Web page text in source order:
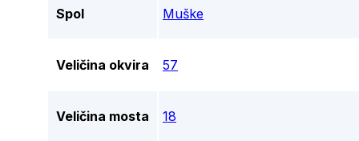
Spol Muške
Veličina okvira 57
Veličina mosta 18